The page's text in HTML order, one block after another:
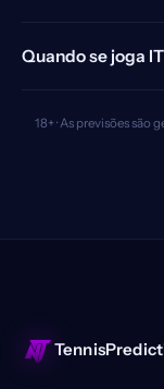
Quando se joga
18+ · As previsões são